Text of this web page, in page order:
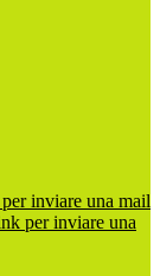
inviare una mail
per inviare una